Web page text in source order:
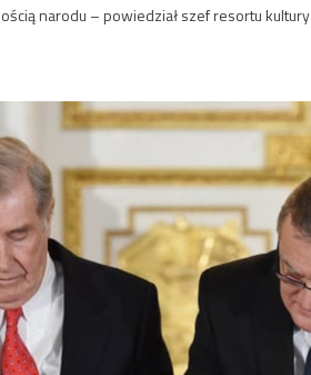
narodu – powiedział szef resortu